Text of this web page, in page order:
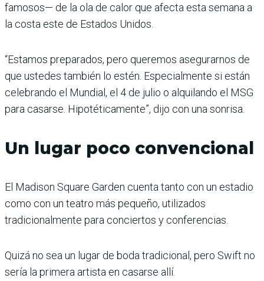
famosos— de la ola de calor que afecta esta semana a
la costa este de Estados Unidos.
“Estamos preparados, pero queremos asegurarnos de
que ustedes también lo estén. Especialmente si están
celebrando el Mundial, el 4 de julio o alquilando el MSG
para casarse. Hipotéticamente”, dijo con una sonrisa.
Un lugar poco convencional
El Madison Square Garden cuenta tanto con un estadio
como con un teatro más pequeño, utilizados
tradicionalmente para conciertos y conferencias.
Quizá no sea un lugar de boda tradicional, pero Swift no
sería la primera artista en casarse allí.